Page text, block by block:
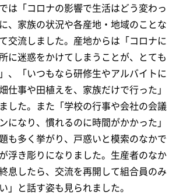
は「コロナの影響で生活はどう変わっ
、家族の状況や各産地・地域のことな
交流しました。産地からは「コロナに
に迷惑をかけてしまうことが、とても
、「いつもなら研修生やアルバイトに
仕事や田植えを、家族だけで行った」
した。また「学校の行事や会社の会議
になり、慣れるのに時間がかかった」
も多く挙がり、戸惑いと模索のなかで
浮き彫りになりました。生産者のなか
息したら、交流を再開して組合員のみ
」と話す姿も見られました。